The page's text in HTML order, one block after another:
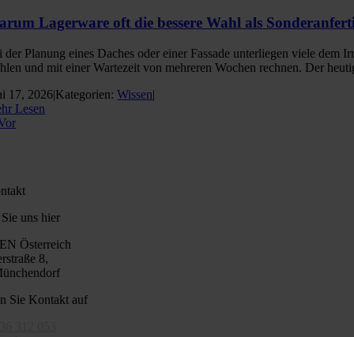
Lagerware oft die bessere Wahl als
der Planung eines Daches oder einer Fassade unterliegen viele dem
und mit einer Wartezeit von mehreren Wochen rechnen. Der
17, 2026|Kategorien:Wissen|
Lesen
uns hier
Österreich
8,
Sie Kontakt auf